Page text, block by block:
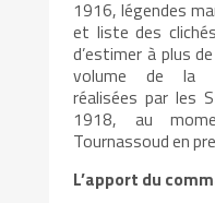
1916, légendes
et liste des
d’estimer à plus
volume de la
réalisées par les
1918, au
Tournassoud en
L’apport du